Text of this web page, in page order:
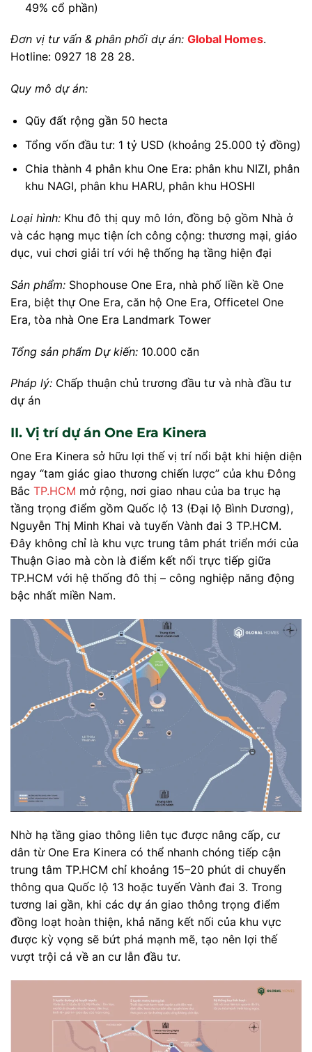
49% cổ phần)
Đơn vị tư vấn & phân phối dự án: Global Homes.
Hotline: 0927 18 28 28.
Quy mô dự án:
Qũy đất rộng gần 50 hecta
Tổng vốn đầu tư: 1 tỷ USD (khoảng 25.000 tỷ đồng)
Chia thành 4 phân khu One Era: phân khu NIZI, phân
khu NAGI, phân khu HARU, phân khu HOSHI
Loại hình: Khu đô thị quy mô lớn, đồng bộ gồm Nhà ở
và các hạng mục tiện ích công cộng: thương mại, giáo
dục, vui chơi giải trí với hệ thống hạ tầng hiện đại
Sản phẩm: Shophouse One Era, nhà phố liền kề One
Era, biệt thự One Era, căn hộ One Era, Officetel One
Era, tòa nhà One Era Landmark Tower
Tổng sản phẩm Dự kiến: 10.000 căn
Pháp lý: Chấp thuận chủ trương đầu tư và nhà đầu tư
dự án
II. Vị trí dự án One Era Kinera
One Era Kinera sở hữu lợi thế vị trí nổi bật khi hiện diện
ngay “tam giác giao thương chiến lược” của khu Đông
Bắc TP.HCM mở rộng, nơi giao nhau của ba trục hạ
tầng trọng điểm gồm Quốc lộ 13 (Đại lộ Bình Dương),
Nguyễn Thị Minh Khai và tuyến Vành đai 3 TP.HCM.
Đây không chỉ là khu vực trung tâm phát triển mới của
Thuận Giao mà còn là điểm kết nối trực tiếp giữa
TP.HCM với hệ thống đô thị – công nghiệp năng động
bậc nhất miền Nam.
Nhờ hạ tầng giao thông liên tục được nâng cấp, cư
dân từ One Era Kinera có thể nhanh chóng tiếp cận
trung tâm TP.HCM chỉ khoảng 15–20 phút di chuyển
thông qua Quốc lộ 13 hoặc tuyến Vành đai 3. Trong
tương lai gần, khi các dự án giao thông trọng điểm
đồng loạt hoàn thiện, khả năng kết nối của khu vực
được kỳ vọng sẽ bứt phá mạnh mẽ, tạo nên lợi thế
vượt trội cả về an cư lẫn đầu tư.